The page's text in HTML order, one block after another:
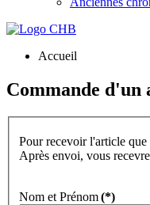
Accueil
Commande d'un
Pour recevoir l'article
Après envoi, vous
Nom et Prénom(*)